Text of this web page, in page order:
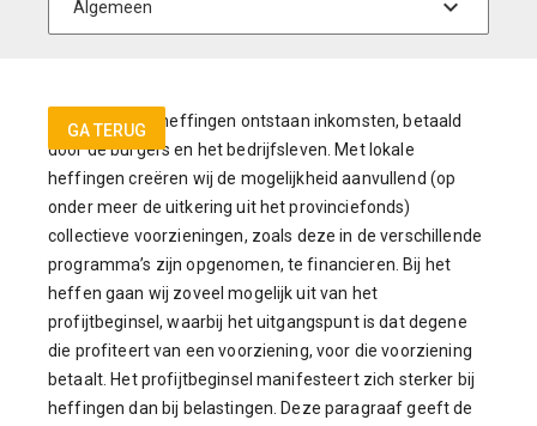
Uit provinciale heffingen ontstaan inkomsten, betaald
door de burgers en het bedrijfsleven. Met lokale
heffingen creëren wij de mogelijkheid aanvullend (op
onder meer de uitkering uit het provinciefonds)
collectieve voorzieningen, zoals deze in de verschillende
programma’s zijn opgenomen, te financieren. Bij het
heffen gaan wij zoveel mogelijk uit van het
profijtbeginsel, waarbij het uitgangspunt is dat degene
die profiteert van een voorziening, voor die voorziening
betaalt. Het profijtbeginsel manifesteert zich sterker bij
heffingen dan bij belastingen. Deze paragraaf geeft de
GA TERUG